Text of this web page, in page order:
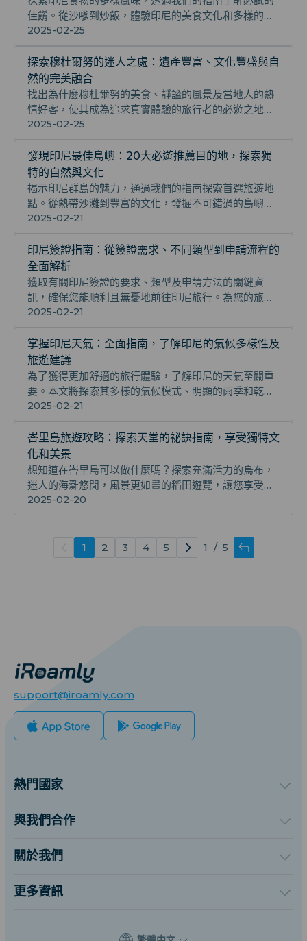
佳餚。從沙嗲到炒飯，體驗印尼的美食文化和多樣的美
食。濃郁的印尼茶與當地特有食材的使用也不可錯過。
2025-02-25
探索穆杜爾努的迷人之處：遺產豐富、文化豐盛與自
然的完美融合
找出為什麼穆杜爾努的美食、靜謐的風景及當地人的熱
情好客，使其成為追求真實體驗的旅行者的必遊之地。
探索更多的美食和當地文化，享受一段完美的旅程。
2025-02-25
發現印尼最佳島嶼：20大必遊推薦目的地，探索獨
特的自然與文化
揭示印尼群島的魅力，通過我們的指南探索首選旅遊地
點。從熱帶沙灘到豐富的文化，發掘不可錯過的島嶼。
加上令人向往的美食和獨特的自然景觀，讓您的旅程更
2025-02-21
印尼簽證指南：從簽證需求、不同類型到申請流程的
全面解析
獲取有關印尼簽證的要求、類型及申請方法的關鍵資
訊，確保您能順利且無憂地前往印尼旅行。為您的旅程
做好充分的準備和規劃，掌握最新政策，享受美好假
2025-02-21
掌握印尼天氣：全面指南，了解印尼的氣候多樣性及
旅遊建議
為了獲得更加舒適的旅行體驗，了解印尼的天氣至關重
要。本文將探索其多樣的氣候模式、明顯的雨季和乾
季，並針對不同地區的特色進行深入介紹，以確定最佳
2025-02-21
峇里島旅遊攻略：探索天堂的祕訣指南，享受獨特文
化和美景
想知道在峇里島可以做什麼嗎？探索充滿活力的烏布，
迷人的海灘悠閒，風景更如畫的稻田遊覽，讓您享受一
場更難忘的島嶼冒險歷險！體驗豐富當地文化和美食奇
2025-02-20
1 2 3 4 5 / 5
support@iroamly.com
熱門國家
英國
土耳其
泰國
義大利
與我們合作
推薦及賺取
聯盟計劃
關於我們
聯絡我們
更多資訊